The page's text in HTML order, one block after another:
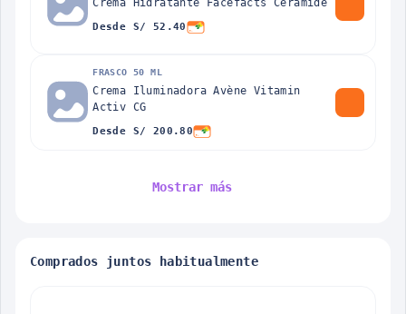
Desde S/ 52.40
FRASCO 50 ML
Crema Iluminadora Avène Vitamin
Activ CG
Desde S/ 200.80
Mostrar más
Comprados juntos habitualmente